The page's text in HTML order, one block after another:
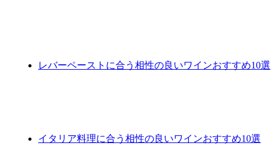
レバーペーストに合う相性の良いワインおすすめ10選
イタリア料理に合う相性の良いワインおすすめ10選